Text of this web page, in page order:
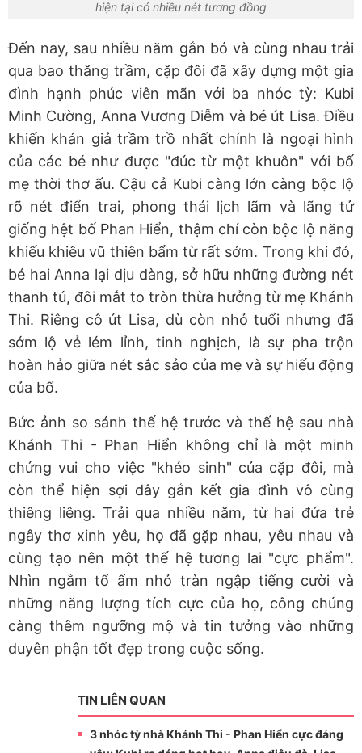
hiện tại có nhiều nét tương đồng
Đến nay, sau nhiều năm gắn bó và cùng nhau trải
qua bao thăng trầm, cặp đôi đã xây dựng một gia
đình hạnh phúc viên mãn với ba nhóc tỳ: Kubi
Minh Cường, Anna Vương Diễm và bé út Lisa. Điều
khiến khán giả trầm trồ nhất chính là ngoại hình
của các bé như được "đúc từ một khuôn" với bố
mẹ thời thơ ấu. Cậu cả Kubi càng lớn càng bộc lộ
rõ nét điển trai, phong thái lịch lãm và lãng tử
giống hệt bố Phan Hiển, thậm chí còn bộc lộ năng
khiếu khiêu vũ thiên bẩm từ rất sớm. Trong khi đó,
bé hai Anna lại dịu dàng, sở hữu những đường nét
thanh tú, đôi mắt to tròn thừa hưởng từ mẹ Khánh
Thi. Riêng cô út Lisa, dù còn nhỏ tuổi nhưng đã
sớm lộ vẻ lém lỉnh, tinh nghịch, là sự pha trộn
hoàn hảo giữa nét sắc sảo của mẹ và sự hiếu động
của bố.
Bức ảnh so sánh thế hệ trước và thế hệ sau nhà
Khánh Thi - Phan Hiển không chỉ là một minh
chứng vui cho việc "khéo sinh" của cặp đôi, mà
còn thể hiện sợi dây gắn kết gia đình vô cùng
thiêng liêng. Trải qua nhiều năm, từ hai đứa trẻ
ngây thơ xinh yêu, họ đã gặp nhau, yêu nhau và
cùng tạo nên một thế hệ tương lai "cực phẩm".
Nhìn ngắm tổ ấm nhỏ tràn ngập tiếng cười và
những năng lượng tích cực của họ, công chúng
càng thêm ngưỡng mộ và tin tưởng vào những
duyên phận tốt đẹp trong cuộc sống.
TIN LIÊN QUAN
3 nhóc tỳ nhà Khánh Thi - Phan Hiển cực đáng